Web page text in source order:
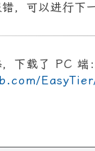
，可以进行下
下载了 PC 端：